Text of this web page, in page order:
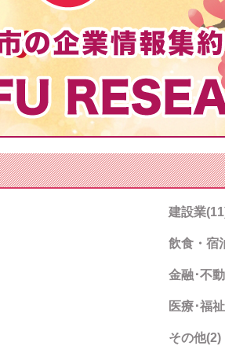
建設業
飲食・宿
金融･不
医療･福
その他(2)